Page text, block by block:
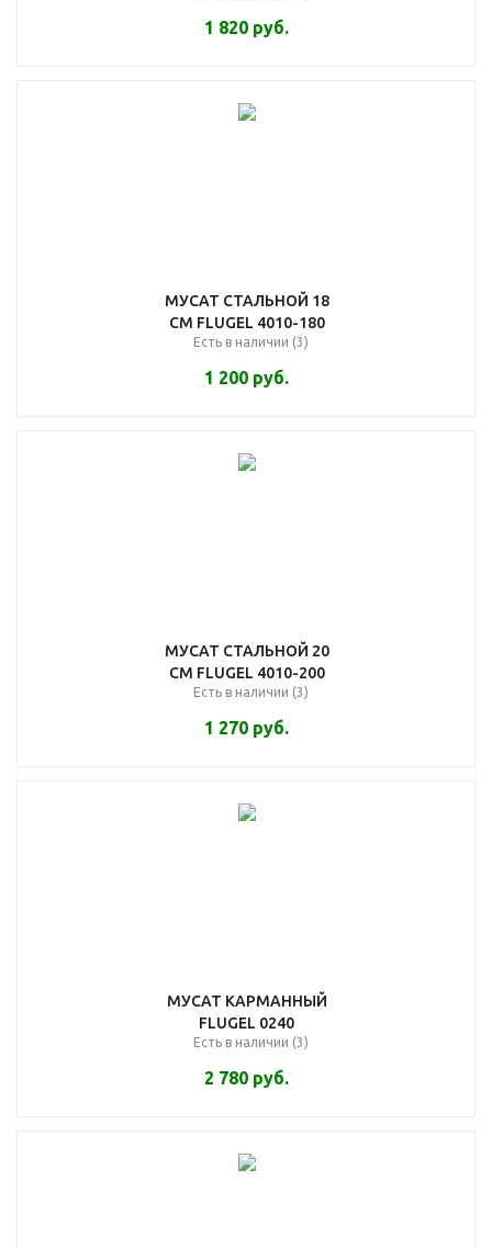
1 820 руб.
МУСАТ СТАЛЬНОЙ 18
СМ FLUGEL 4010-180
Есть в наличии (3)
1 200 руб.
МУСАТ СТАЛЬНОЙ 20
СМ FLUGEL 4010-200
Есть в наличии (3)
1 270 руб.
МУСАТ КАРМАННЫЙ
FLUGEL 0240
Есть в наличии (3)
2 780 руб.